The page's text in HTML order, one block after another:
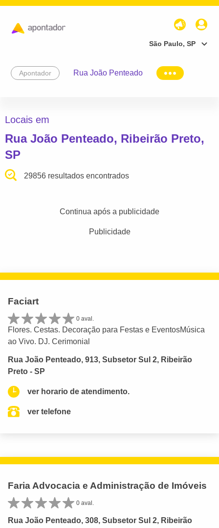
São Paulo, SP
Apontador Rua João Penteado
Locais em
Rua João Penteado, Ribeirão Preto,
SP
29856 resultados encontrados
Continua após a publicidade
Publicidade
Faciart
0 aval.
Flores. Cestas. Decoração para Festas e EventosMúsica
ao Vivo. DJ. Cerimonial
Rua João Penteado, 913, Subsetor Sul 2, Ribeirão
Preto - SP
ver horario de atendimento.
ver telefone
Faria Advocacia e Administração de Imóveis
0 aval.
Rua João Penteado, 308, Subsetor Sul 2, Ribeirão